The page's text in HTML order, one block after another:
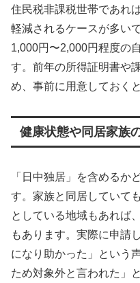
住民税非課税世帯であれ
軽減されるケースが多い
1,000円〜2,000円程度の
す。前年の所得証明書や
め、事前に用意しておく
健康状態や同居家族
「日中独居」を含めるか
す。家族と同居していて
としている地域もあれば
もあります。実際に申請
になり助かった」という
ため対象外と言われた」